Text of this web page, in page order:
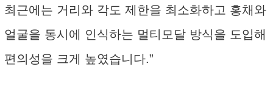
최근에는 거리와 각도 제한을 최소화하고 홍채와
얼굴을 동시에 인식하는 멀티모달 방식을 도입해
편의성을 크게 높였습니다.”